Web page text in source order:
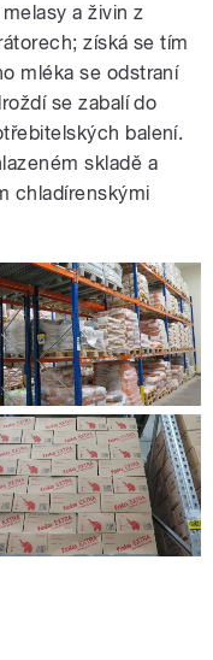
a živin z
získá se tím
mléka se odstraní
se zabalí do
balení.
skladě a
chladírenskými